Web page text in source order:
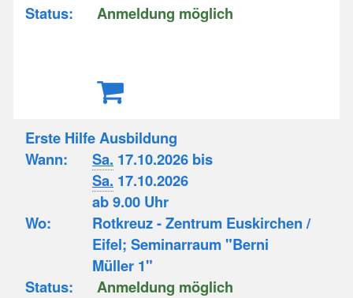
Status:
Anmeldung möglich
Erste Hilfe Ausbildung
Wann:
Sa. 17.10.2026 bis
Sa. 17.10.2026
ab 9.00 Uhr
Wo:
Rotkreuz - Zentrum Euskirchen /
Eifel; Seminarraum "Berni
Müller 1"
Status:
Anmeldung möglich